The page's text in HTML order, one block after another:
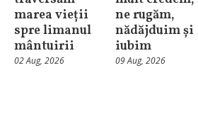
marea vieții
spre limanul
mântuirii
02 Aug, 2026
ne rugăm,
nădăjduim și
iubim
09 Aug, 2026